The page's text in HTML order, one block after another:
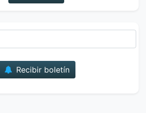
Recibir boletín